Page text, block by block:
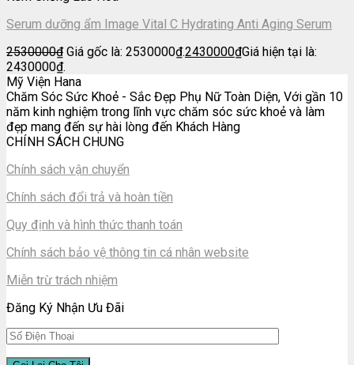
Serum dưỡng ẩm Image Vital C Hydrating Anti Aging Serum
2530000₫ Giá gốc là: 2530000₫.2430000₫Giá hiện tại là:
2430000₫.
Mỹ Viện Hana
Chăm Sóc Sức Khoẻ - Sắc Đẹp Phụ Nữ Toàn Diện, Với gần 10
năm kinh nghiệm trong lĩnh vực chăm sóc sức khoẻ và làm
đẹp mang đến sự hài lòng đến Khách Hàng
CHÍNH SÁCH CHUNG
Chính sách vận chuyển
Chính sách đổi trả và hoàn tiền
Quy định và hình thức thanh toán
Chính sách bảo vệ thông tin cá nhân website
Miễn trừ trách nhiệm
Đăng Ký Nhận Ưu Đãi